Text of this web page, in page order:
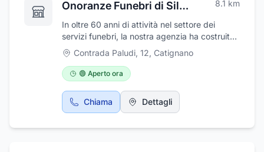
con disbrigo delle pratiche burocratiche e
l'acquisto dei loculi.
Onoranze Funebri di Silvio 8.1 km
In oltre 60 anni di attività nel settore dei
servizi funebri, la nostra agenzia ha costruito
una reputazione fatta di serietà,
professionalità e affidabilità, diventando un
punto di riferimento per tutto ciò che riguarda
l’organizzazione dei funerali e la gestione del
lutto. La nostra agenzia funebre offre ai clienti
un servizio sempre attento e personalizzato,
rispetto del defunto e dei suoi familiari, senza
Contrada Paludi, 12, Catignano
🟢 Aperto ora
Chiama Dettagli